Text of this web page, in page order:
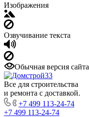
Изображения
Озвучивание текста
Обычная версия сайта
Все для строительства
и ремонта с доставкой.
+7 499 113-24-74
+7 499 113-24-74